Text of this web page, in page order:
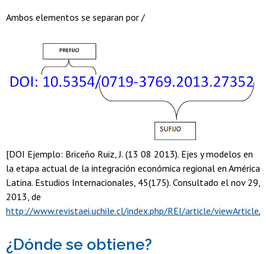
Ambos elementos se separan por /
[DOI Ejemplo: Briceño Ruiz, J. (13 08 2013). Ejes y modelos en
la etapa actual de la integración económica regional en América
Latina. Estudios Internacionales, 45(175). Consultado el nov 29,
2013, de
http://www.revistaei.uchile.cl/index.php/REI/article/
¿Dónde se obtiene?